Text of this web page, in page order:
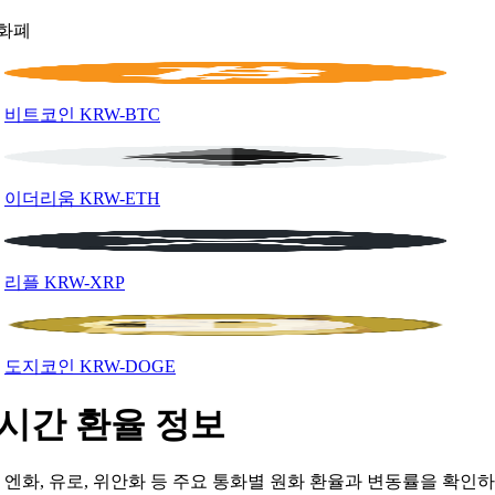
폐
비트코인 KRW-BTC
이더리움 KRW-ETH
리플 KRW-XRP
도지코인 KRW-DOGE
간 환율 정보
엔화, 유로, 위안화 등 주요 통화별 원화 환율과 변동률을 확인